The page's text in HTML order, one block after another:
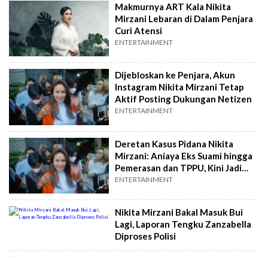
Makmurnya ART Kala Nikita
Mirzani Lebaran di Dalam Penjara
Curi Atensi
ENTERTAINMENT
Dijebloskan ke Penjara, Akun
Instagram Nikita Mirzani Tetap
Aktif Posting Dukungan Netizen
ENTERTAINMENT
Deretan Kasus Pidana Nikita
Mirzani: Aniaya Eks Suami hingga
Pemerasan dan TPPU, Kini Jadi
Tahanan Polda Metro Jaya!
ENTERTAINMENT
Nikita Mirzani Bakal Masuk Bui
Lagi, Laporan Tengku Zanzabella
Diproses Polisi